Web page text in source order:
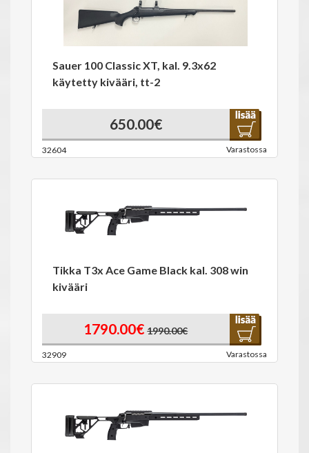
Sauer 100 Classic XT, kal. 9.3x62
käytetty kivääri, tt-2
650.00€
32604 Varastossa
Tikka T3x Ace Game Black kal. 308 win
kivääri
1790.00€ 1990.00€
32909 Varastossa